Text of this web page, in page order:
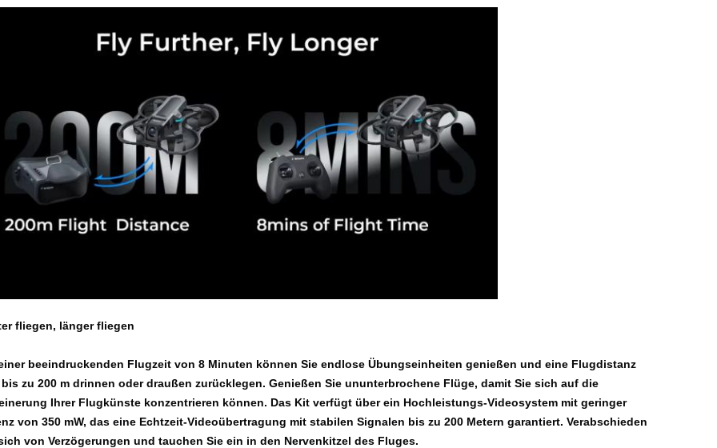
fliegen, länger fliegen
beeindruckenden Flugzeit von 8 Minuten können Sie endlose Übungseinheiten genießen und eine Flugdistanz
zu 200 m drinnen oder draußen zurücklegen. Genießen Sie ununterbrochene Flüge, damit Sie sich auf die
Ihrer Flugkünste konzentrieren können. Das Kit verfügt über ein Hochleistungs-Videosystem mit geringer
von 350 mW, das eine Echtzeit-Videoübertragung mit stabilen Signalen bis zu 200 Metern garantiert. Verabschieden
von Verzögerungen und tauchen Sie ein in den Nervenkitzel des Fluges.